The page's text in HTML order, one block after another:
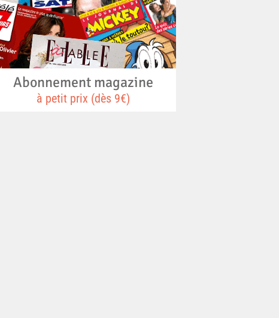
Abonnement magazine
à petit prix (dès 9€)